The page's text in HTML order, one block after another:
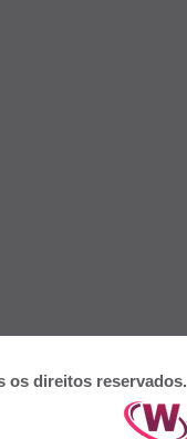
os direitos reservados.